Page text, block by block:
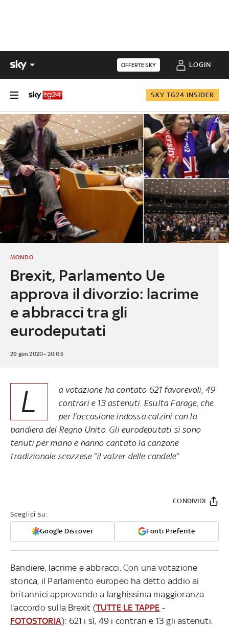
OFFERTE SKY LOGIN
SKY TG24 INSIDER
Brexit, Parlamento Ue
approva il divorzio: lacrime
e abbracci tra gli
eurodeputati
MONDO
29 gen 2020 - 20:03
L
a votazione ha contato 621 favorevoli, 49
contrari e 13 astenuti. Esulta Farage, che
per l’occasione indossa calzini con la
bandiera del Regno Unito. Gli eurodeputati si sono
tenuti per mano e hanno cantato la canzone
tradizionale scozzese “il valzer delle candele”
Sceglici su:
Google Discover Fonti Preferite
CONDIVIDI
Bandiere, lacrime e abbracci. Con una votazione
storica, il Parlamento europeo ha detto addio ai
britannici approvando a larghissima maggioranza
l'accordo sulla Brexit (TUTTE LE TAPPE -
FOTOSTORIA): 621 i sì, 49 i contrari e 13 gli astenuti.